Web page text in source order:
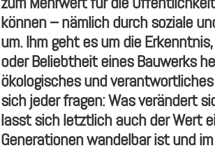
können – nämlich durch soziale
um. Ihm geht es um die
oder Beliebtheit eines Bauwerks
ökologisches und verantwortliches
sich jeder fragen: Was verändert
lasst sich letztlich auch der Wert
Generationen wandelbar ist und im